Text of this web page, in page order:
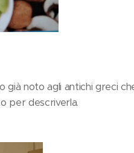
già noto agli antichi greci
per descriverla.